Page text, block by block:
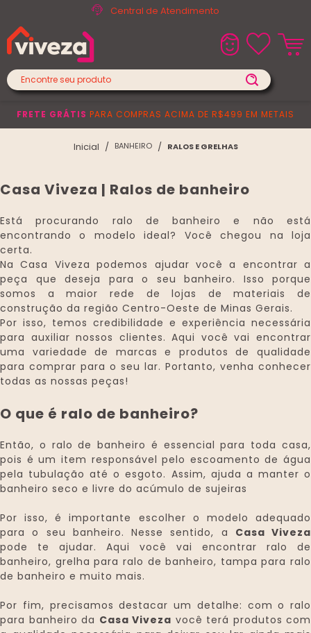
Central de Atendimento
FRETE GRÁTIS PARA COMPRAS ACIMA DE R$499 EM METAIS
BANHEIRO RALOS E GRELHAS
Casa Viveza | Ralos de banheiro
Está procurando ralo de banheiro e não está
encontrando o modelo ideal? Você chegou na loja
certa.
Na Casa Viveza podemos ajudar você a encontrar a
peça que deseja para o seu banheiro. Isso porque
somos a maior rede de lojas de materiais de
construção da região Centro-Oeste de Minas Gerais.
Por isso, temos credibilidade e experiência necessária
para auxiliar nossos clientes. Aqui você vai encontrar
uma variedade de marcas e produtos de qualidade
para comprar para o seu lar. Portanto, venha conhecer
todas as nossas peças!
O que é ralo de banheiro?
Então, o ralo de banheiro é essencial para toda casa,
pois é um item responsável pelo escoamento de água
pela tubulação até o esgoto. Assim, ajuda a manter o
banheiro seco e livre do acúmulo de sujeiras
Por isso, é importante escolher o modelo adequado
para o seu banheiro. Nesse sentido, a Casa Viveza
pode te ajudar. Aqui você vai encontrar ralo de
banheiro, grelha para ralo de banheiro, tampa para ralo
de banheiro e muito mais.
Por fim, precisamos destacar um detalhe: com o ralo
para banheiro da Casa Viveza você terá produtos com